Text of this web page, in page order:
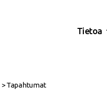
Tietoa
>Tapahtumat